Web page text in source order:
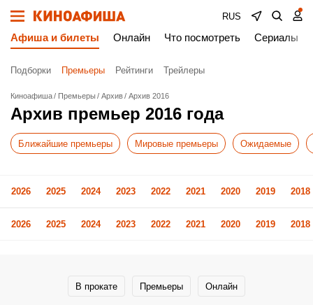
RUS
Афиша и билеты Онлайн Что посмотреть Сериалы
Подборки Премьеры Рейтинги Трейлеры
Киноафиша Премьеры Архив Архив 2016
Архив премьер 2016 года
Ближайшие премьеры Мировые премьеры Ожидаемые
2026 2025 2024 2023 2022 2021 2020 2019 2018
2026 2025 2024 2023 2022 2021 2020 2019 2018
В прокате Премьеры Онлайн